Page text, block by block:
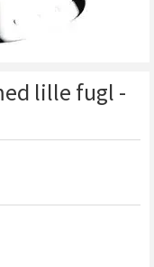
lille fugl -